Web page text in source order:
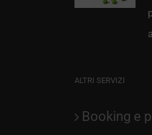
ALTRI SERVIZI
Booking e